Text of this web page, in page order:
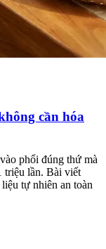
cần hóa
phổi đúng thứ mà
triệu lần. Bài viết
tự nhiên an toàn